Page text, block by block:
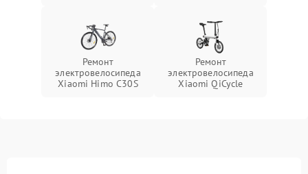
Ремонт
электровелосипеда
Xiaomi Himo C30S
Ремонт
электровелосипеда
Xiaomi QiCycle